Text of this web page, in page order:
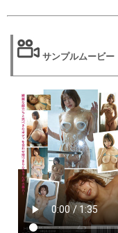
サンプルムービー